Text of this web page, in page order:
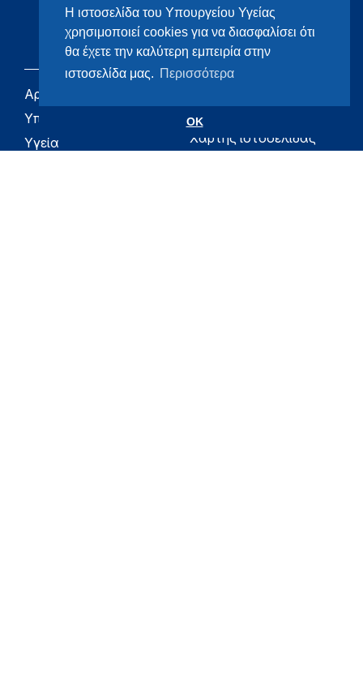
Η ιστοσελίδα του Υπουργείου Υγείας
χρησιμοποιεί cookies για να διασφαλίσει ότι
θα έχετε την καλύτερη εμπειρία στην
ιστοσελίδα μας. Περισσότερα
OK
Αρχική
Υπουργείο
Υγεία
Υγεία
Χάρτης ιστοσελίδας